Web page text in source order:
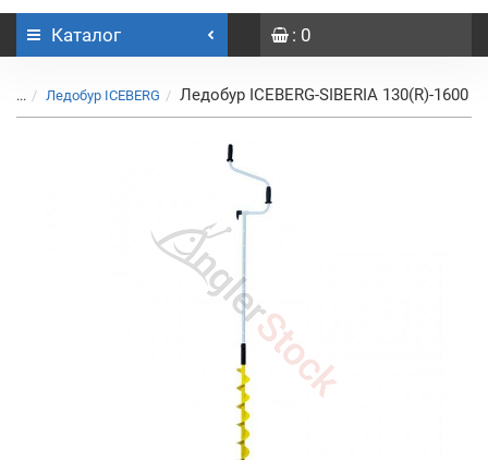
Каталог : 0
... Ледобур ICEBERG Ледобур ICEBERG-SIBERIA 130(R)-1600